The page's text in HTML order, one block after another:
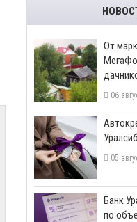
От
06
05
​Банк
по